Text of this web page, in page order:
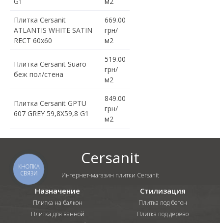
Плитка Cersanit
ATLANTIS WHITE SATIN
RECT 60x60
669.00
грн/
м2
Плитка Cersanit Suaro
беж пол/стена
519.00
грн/
м2
Плитка Cersanit GPTU
607 GREY 59,8X59,8 G1
849.00
грн/
м2
Cersanit
Интернет-магазин плитки Cersanit
Назначение
Плитка на балкон
Плитка для ванной
Стилизация
Плитка под бетон
Плитка под дерево
КНОПКА
СВЯЗИ